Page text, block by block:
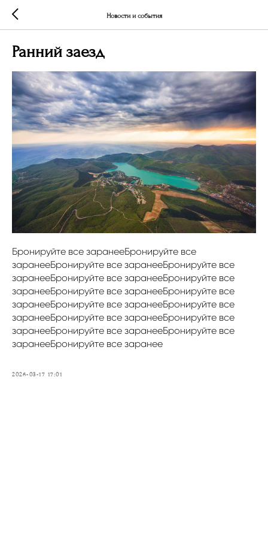
Новости и события
Ранний заезд
Бронируйте все заранееБронируйте все
заранееБронируйте все заранееБронируйте все
заранееБронируйте все заранееБронируйте все
заранееБронируйте все заранееБронируйте все
заранееБронируйте все заранееБронируйте все
заранееБронируйте все заранееБронируйте все
заранееБронируйте все заранееБронируйте все
заранееБронируйте все заранее
2026-03-17 17:01